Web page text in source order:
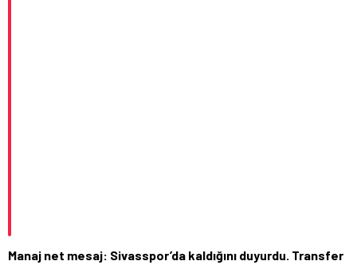
Manaj net mesaj: Sivasspor’da kaldığını duyurdu. Transfer